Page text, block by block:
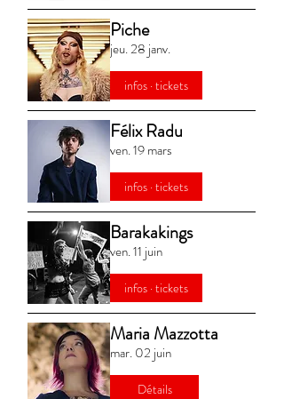
Piche
jeu. 28 janv.
infos · tickets
Félix Radu
ven. 19 mars
infos · tickets
Barakakings
ven. 11 juin
infos · tickets
Maria Mazzotta
mar. 02 juin
Détails